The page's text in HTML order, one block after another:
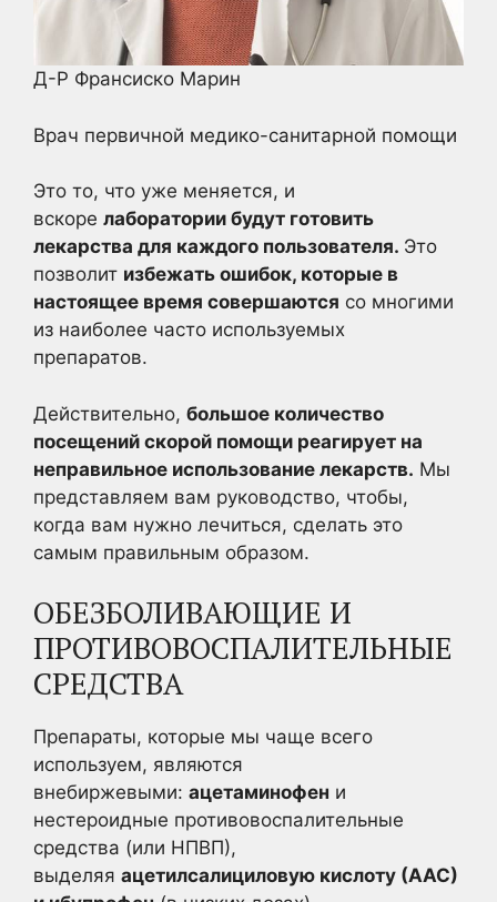
Д-Р Франсиско Марин
Врач первичной медико-санитарной помощи
Это то, что уже меняется, и
вскоре лаборатории будут готовить
лекарства для каждого пользователя. Это
позволит избежать ошибок, которые в
настоящее время совершаются со многими
из наиболее часто используемых
препаратов.
Действительно, большое количество
посещений скорой помощи реагирует на
неправильное использование лекарств. Мы
представляем вам руководство, чтобы,
когда вам нужно лечиться, сделать это
самым правильным образом.
ОБЕЗБОЛИВАЮЩИЕ И
ПРОТИВОВОСПАЛИТЕЛЬНЫЕ
СРЕДСТВА
Препараты, которые мы чаще всего
используем, являются
внебиржевыми: ацетаминофен и
нестероидные противовоспалительные
средства (или НПВП),
выделяя ацетилсалициловую кислоту (ААС)